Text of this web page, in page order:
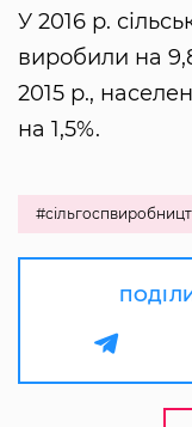
У 2016 р.
виробили на
2015 р.,
на 1,5%.